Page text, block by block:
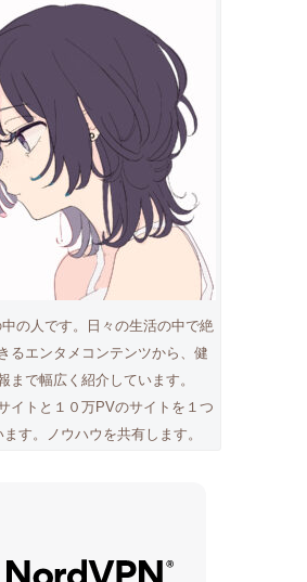
の人です。日々の生活の中で絶
るエンタメコンテンツから、健
まで幅広く紹介しています。
イトと１０万PVのサイトを１つ
す。ノウハウを共有します。